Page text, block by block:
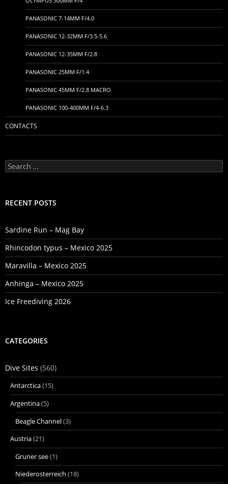
PANASONIC 7-14MM F/4.0
PANASONIC 12-32MM F/3.5-5.6
PANASONIC 12-35MM F/2.8
PANASONIC 25MM F/1.4
PANASONIC 45MM F/2.8 MACRO
PANASONIC 100-400MM F/4-6.3
CONTACTS
Search
for:
RECENT POSTS
Sardine Run – Mag Bay
Rhincodon typus – Mexico 2025
Maravilla – Mexico 2025
Anhinga – Mexico 2025
Ice Freediving 2026
CATEGORIES
Dive Sites (560)
Antarctica(15)
Argentina(5)
Beagle Channel(3)
Austria(21)
Gruner see(1)
Niederosterreich (18)